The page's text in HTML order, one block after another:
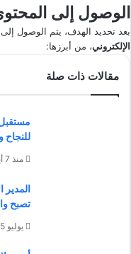
الوصول إلى
بعد تحديد الهدف، يتم الوصول
الإلكتروني، من أبرزها:
مقالات ذات صلة
للنجاح
منذ 7 أيام
المدير
تصبح
يوليو 5, 2026